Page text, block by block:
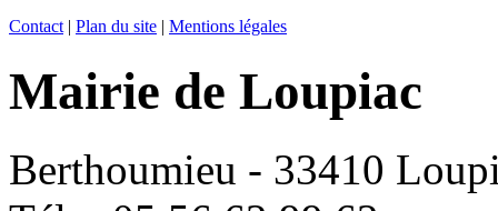
Contact | Plan du site | Mentions légales
Mairie de Loupiac
Berthoumieu - 33410